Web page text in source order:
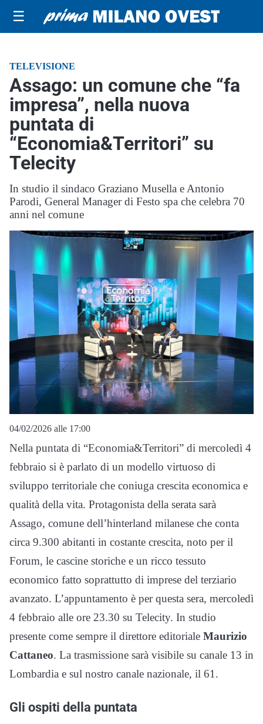
☰
TELEVISIONE
Assago: un comune che “fa
impresa”, nella nuova
puntata di
“Economia&Territori” su
Telecity
In studio il sindaco Graziano Musella e Antonio
Parodi, General Manager di Festo spa che celebra 70
anni nel comune
04/02/2026 alle 17:00
Nella puntata di “Economia&Territori” di mercoledì 4
febbraio si è parlato di un modello virtuoso di
sviluppo territoriale che coniuga crescita economica e
qualità della vita. Protagonista della serata sarà
Assago, comune dell’hinterland milanese che conta
circa 9.300 abitanti in costante crescita, noto per il
Forum, le cascine storiche e un ricco tessuto
economico fatto soprattutto di imprese del terziario
avanzato. L’appuntamento è per questa sera, mercoledì
4 febbraio alle ore 23.30 su Telecity. In studio
presente come sempre il direttore editoriale Maurizio
Cattaneo. La trasmissione sarà visibile su canale 13 in
Lombardia e sul nostro canale nazionale, il 61.
Gli ospiti della puntata